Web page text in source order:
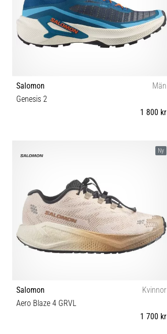
Salomon
Män
Genesis 2
1 800 kr
Ny
Salomon
Kvinnor
Aero Blaze 4 GRVL
1 700 kr